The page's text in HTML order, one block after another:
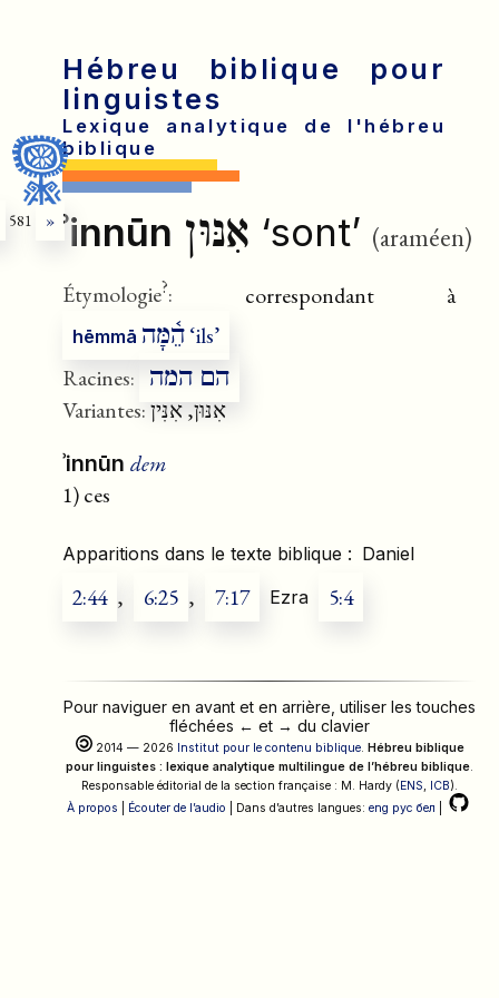
Hébreu biblique pour
linguistes
Lexique analytique de l'hébreu
biblique
581 » ʾinnūn אִנּוּן ‘sont’ (araméen)
Étymologie?: correspondant à
hēmmā הֵ֫מָּה‘ils’
Racines: הם המה
Variantes:אִנּוּן, אִנִּין
ʾinnūn dem
1) ces
Apparitions dans le texte biblique : Daniel
2:44 , 6:25 , 7:17 Ezra 5:4
Pour naviguer en avant et en arrière, utiliser les touches
fléchées ← et → du clavier
2014 — 2026 Institut pour le contenu biblique. Hébreu biblique
pour linguistes : lexique analytique multilingue de l’hébreu biblique
Responsable éditorial de la section française : M. Hardy (ENS ICB).
À propos
Écouter de l’audio | Dans d’autres langues:eng рус бел